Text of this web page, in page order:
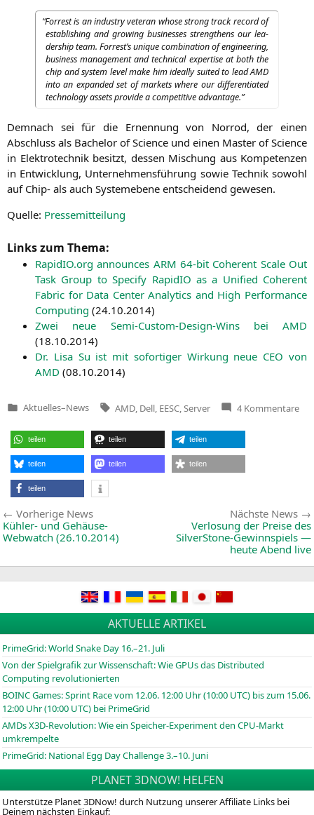
“For­rest is an indus­try vete­ran who­se strong track record of
estab­li­shing and gro­wing busi­nesses streng­thens our lea­
der­ship team. Forrest’s uni­que com­bi­na­ti­on of engi­nee­ring,
busi­ness manage­ment and tech­ni­cal exper­ti­se at both the
chip and sys­tem level make him ide­al­ly sui­ted to leadAMD
into an expan­ded set of mar­kets whe­re our dif­fe­ren­tia­ted
tech­no­lo­gy assets pro­vi­de a com­pe­ti­ti­ve advantage.”
Dem­nach sei für die Ernen­nung von Nor­rod, der einen
Abschluss als Bache­lor of Sci­ence und einen Mas­ter of Sci­ence
in Elek­tro­tech­nik besitzt, des­sen Mischung aus Kom­pe­ten­zen
in Ent­wick­lung, Unter­neh­mens­füh­rung sowie Tech­nik sowohl
auf Chip- als auch Sys­tem­ebe­ne ent­schei­dend gewesen.
Quel­le: Pres­se­mit­tei­lung
Links zum Thema:
RapidIO.org announ­ces ARM 64-bit Coher­ent Sca­le Out
Task Group to Spe­ci­fy Rapi­dIO as a Uni­fied Coher­ent
Fabric for Data Cen­ter Ana­ly­tics and High Per­for­mance
Com­pu­ting (24.10.2014)
Zwei neue Semi-Cus­tom-Design-Wins bei AMD
(18.10.2014)
Dr. Lisa Su ist mit sofor­ti­ger Wir­kung neue CEO von
AMD (08.10.2014)
Veröffentlicht
Aktuelles–News Tags:
AMD Dell EESC Server 4 Kommentarezu
teilen teilen teilen
teilen teilen teilen
teilen
Beitragsnavigation
Vorherige NewsVorherige
News:
Kühler- und Gehäuse-
Webwatch (26.10.2014)
Nächste News
Verlosung der Preise des
SilverStone-Gewinnspiels —
heute Abend live
AKTUELLE ARTIKEL
PrimeGrid: World Snake Day 16.–21. Juli
Von der Spielgrafik zur Wissenschaft: Wie GPUs das Distributed
Computing revolutionierten
BOINCGames: Sprint Race vom 12.06. 12:00 Uhr (10:00 UTC) bis zum 15.06.
12:00 Uhr (10:00 UTC) bei PrimeGrid
AMDs X3D-Revolution: Wie ein Speicher-Experiment den CPU-Markt
umkrempelte
PrimeGrid: National Egg Day Challenge 3.–10. Juni
PLANET 3DNOW! HELFEN
Unterstütze Planet 3DNow! durch Nutzung unserer Affiliate Links bei
Deinem nächsten Einkauf: